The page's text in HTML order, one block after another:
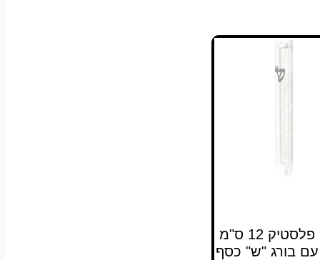
מזוזה פלסטיק 12 ס"מ
בורג "ש" כסף